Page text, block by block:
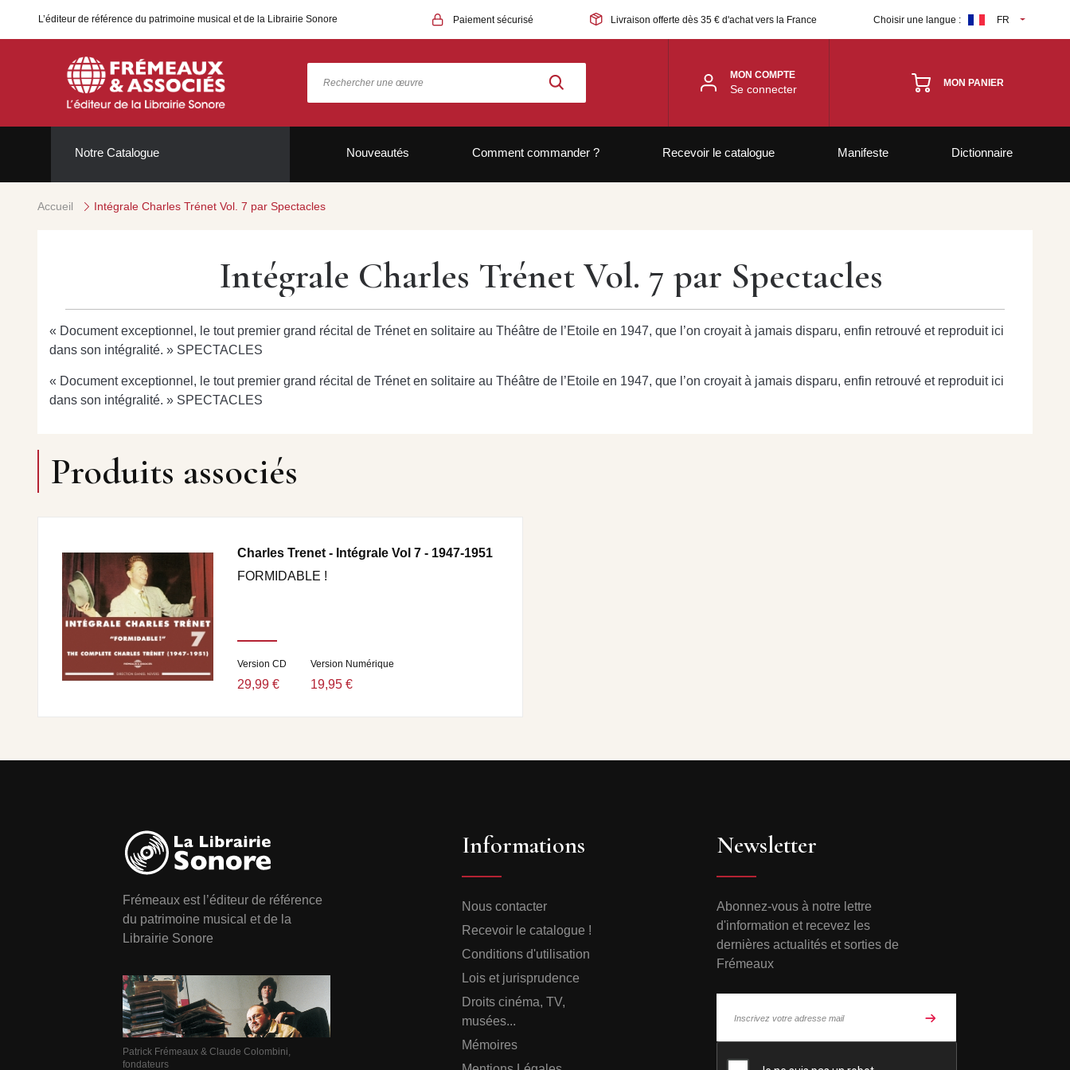
L’éditeur de référence du patrimoine musical et de la Librairie Sonore Paiement sécurisé Livraison offerte dès 35 € d'achat vers la France Choisir une langue : FR
MON COMPTE
Se connecter MON PANIER
Notre Catalogue Nouveautés Comment commander ? Recevoir le catalogue Manifeste Dictionnaire
Accueil Intégrale Charles Trénet Vol. 7 par Spectacles
Intégrale Charles Trénet Vol. 7 par Spectacles
« Document exceptionnel, le tout premier grand récital de Trénet en solitaire au Théâtre de l’Etoile en 1947, que l’on croyait à jamais disparu, enfin retrouvé et reproduit ici
dans son intégralité. » SPECTACLES
« Document exceptionnel, le tout premier grand récital de Trénet en solitaire au Théâtre de l’Etoile en 1947, que l’on croyait à jamais disparu, enfin retrouvé et reproduit ici
dans son intégralité. » SPECTACLES
Produits associés
Charles Trenet - Intégrale Vol 7 - 1947-1951
FORMIDABLE !
Version CD
29,99 €
Version Numérique
19,95 €
Frémeaux est l’éditeur de référence
du patrimoine musical et de la
Librairie Sonore
Patrick Frémeaux & Claude Colombini,
fondateurs
Informations
Nous contacter
Recevoir le catalogue !
Conditions d'utilisation
Lois et jurisprudence
Droits cinéma, TV,
musées...
Mémoires
Newsletter
Abonnez-vous à notre lettre
d'information et recevez les
dernières actualités et sorties de
Frémeaux